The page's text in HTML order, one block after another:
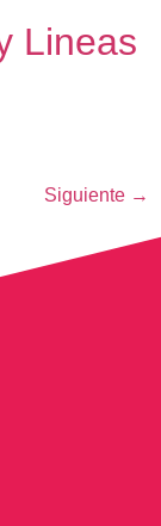
Lineas
Siguiente →